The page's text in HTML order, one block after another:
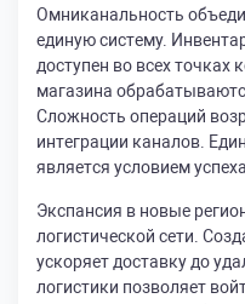
Омниканальность
единую систему.
доступен во всех точках
магазина
Сложность операций
интеграции каналов.
является условием
Экспансия в новые
логистической сети.
ускоряет доставку до
логистики позволяет